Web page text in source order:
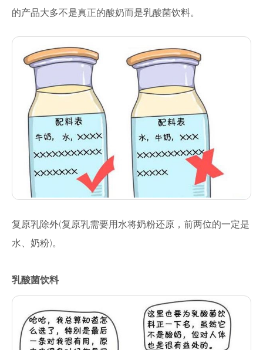
的产品大多不是真正的酸奶而是乳酸菌饮料。
复原乳除外(复原乳需要用水将奶粉还原，前两位的一定是
水、奶粉)。
乳酸菌饮料